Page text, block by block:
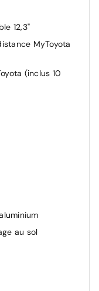
12,3"
MyToyota
(inclus 10
au sol